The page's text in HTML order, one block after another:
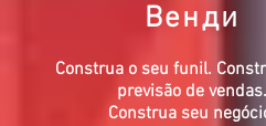
Венди
Construa o seu funil.
previsão de vendas.
Construa seu